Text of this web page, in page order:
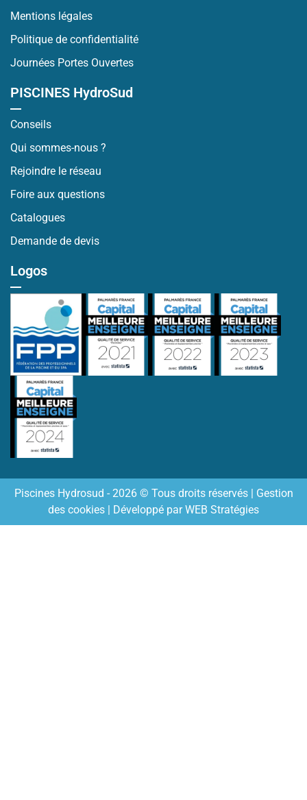
Mentions légales
Politique de confidentialité
Journées Portes Ouvertes
PISCINES HydroSud
Conseils
Qui sommes-nous ?
Rejoindre le réseau
Foire aux questions
Catalogues
Demande de devis
Logos
Piscines Hydrosud - 2026 © Tous droits réservés | Gestion
des cookies | Développé parWEB Stratégies